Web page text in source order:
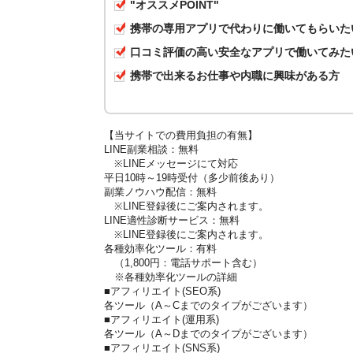
"オススメPOINT"
携帯の専用アプリで代わりに働いてもらいた
口コミ評価の高い安全なアプリで働いてみた
携帯で出来るお仕事や内職に興味がある方
【当サイトでの費用負担の有無】
LINE副業相談：無料
※LINEメッセージにて対応
平日10時～19時受付（多少前後あり）
副業ノウハウ配信：無料
※LINE登録後にご案内されます。
LINE適性診断サービス：無料
※LINE登録後にご案内されます。
各種効率化ツール：有料
（1,800円：電話サポート含む）
※各種効率化ツールの詳細
■アフィリエイト(SEO系)
各ツール（A～Cまでのタイプがございます）
■アフィリエイト(運用系)
各ツール（A～Dまでのタイプがございます）
■アフィリエイト(SNS系)